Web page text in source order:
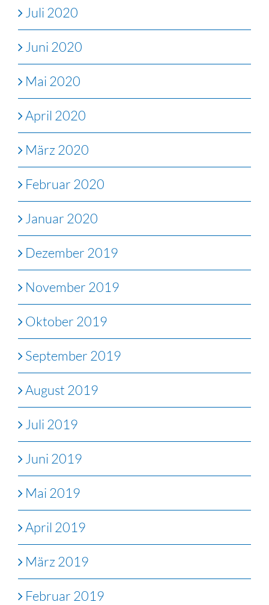
Juli 2020
Juni 2020
Mai 2020
April 2020
März 2020
Februar 2020
Januar 2020
Dezember 2019
November 2019
Oktober 2019
September 2019
August 2019
Juli 2019
Juni 2019
Mai 2019
April 2019
März 2019
Februar 2019